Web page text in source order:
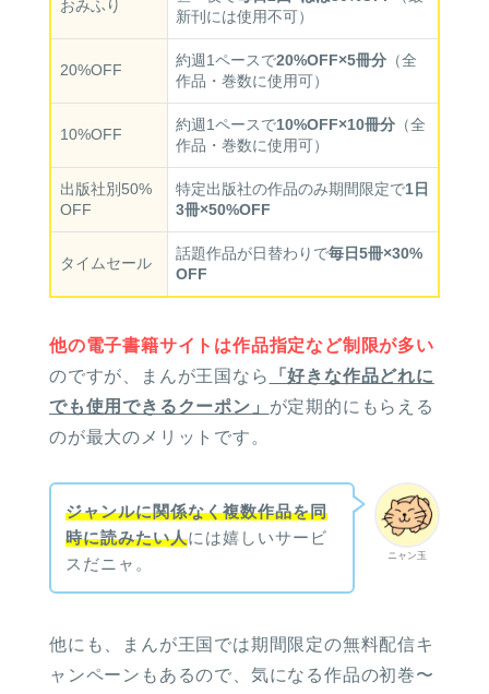
おみふり
新刊には使用不可）
20%OFF
約週1ペースで20%OFF×5冊分 （全
作品・巻数に使用可）
10%OFF
約週1ペースで10%OFF×10冊分 （全
作品・巻数に使用可）
出版社別50%
OFF
特定出版社の作品のみ期間限定で1日
3冊×50%OFF
タイムセール
話題作品が日替わりで毎日5冊×30%
OFF
他の電子書籍サイトは作品指定など制限が多い
のですが、まんが王国なら
「好きな作品どれに
でも使用できるクーポン」 が定期的にもらえる
のが最大のメリットです。
ニャン玉
ジャンルに関係なく複数作品を同
時に読みたい人には嬉しいサービ
スだニャ。
他にも、まんが王国では期間限定の無料配信キ
ャンペーンもあるので、気になる作品の初巻〜